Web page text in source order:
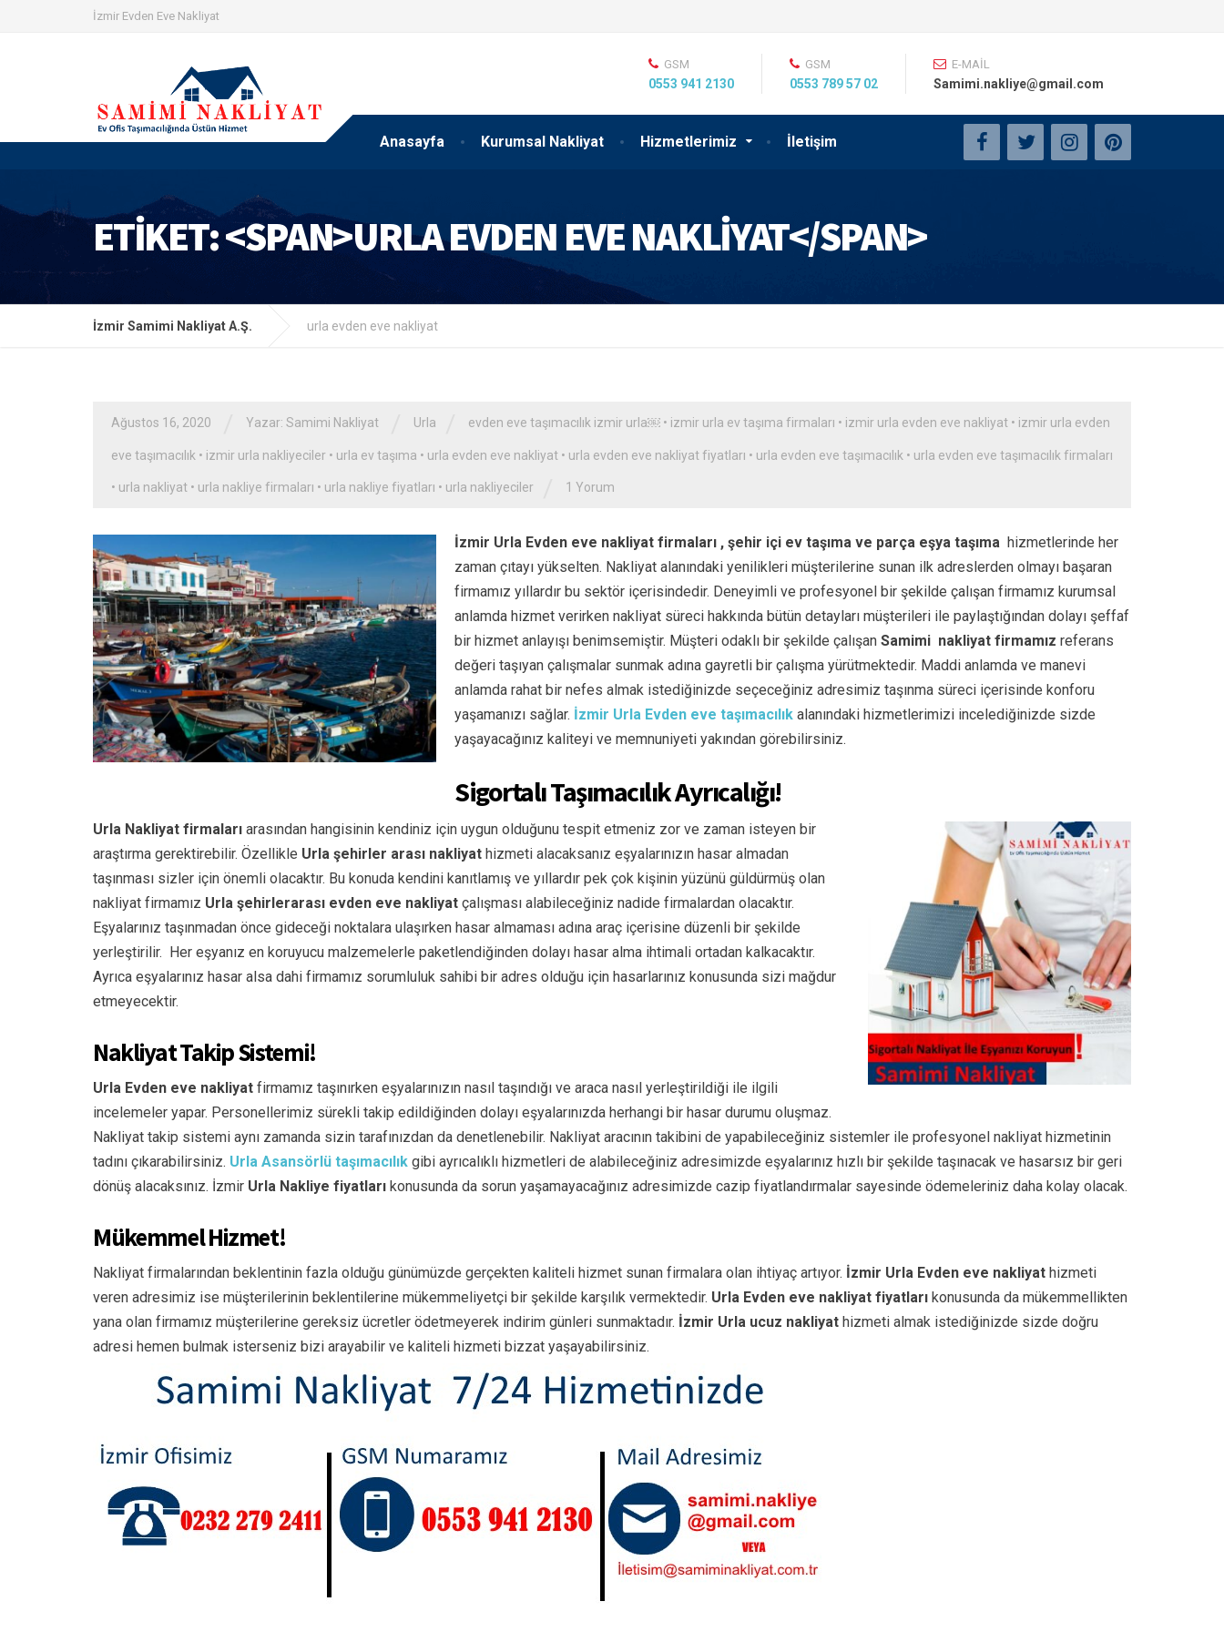
İzmir Evden Eve Nakliyat
Anasayfa Kurumsal Nakliyat Hizmetlerimiz İletişim
GSM
0553 941 2130
GSM
0553 789 57 02
E-MAİL
Samimi.nakliye@gmail.com
ETIKET: <SPAN>URLA EVDEN EVE NAKLIYAT</SPAN>
İzmir Samimi Nakliyat A.Ş. urla evden eve nakliyat
Ağustos 16, 2020 Yazar: Samimi Nakliyat Urla evden eve taşımacılık izmir urla￼ • izmir urla ev taşıma firmaları • izmir urla evden eve nakliyat • izmir urla evden
eve taşımacılık • izmir urla nakliyeciler • urla ev taşıma • urla evden eve nakliyat • urla evden eve nakliyat fiyatları • urla evden eve taşımacılık • urla evden eve taşımacılık firmaları
• urla nakliyat • urla nakliye firmaları • urla nakliye fiyatları • urla nakliyeciler 1 Yorum
İzmir Urla Evden eve nakliyat firmaları , şehir içi ev taşıma ve parça eşya taşıma hizmetlerinde her
zaman çıtayı yükselten. Nakliyat alanındaki yenilikleri müşterilerine sunan ilk adreslerden olmayı başaran
firmamız yıllardır bu sektör içerisindedir. Deneyimli ve profesyonel bir şekilde çalışan firmamız kurumsal
anlamda hizmet verirken nakliyat süreci hakkında bütün detayları müşterileri ile paylaştığından dolayı şeffaf
bir hizmet anlayışı benimsemiştir. Müşteri odaklı bir şekilde çalışan Samimi nakliyat firmamız referans
değeri taşıyan çalışmalar sunmak adına gayretli bir çalışma yürütmektedir. Maddi anlamda ve manevi
anlamda rahat bir nefes almak istediğinizde seçeceğiniz adresimiz taşınma süreci içerisinde konforu
yaşamanızı sağlar. İzmir Urla Evden eve taşımacılık alanındaki hizmetlerimizi incelediğinizde sizde
yaşayacağınız kaliteyi ve memnuniyeti yakından görebilirsiniz.
Sigortalı Taşımacılık Ayrıcalığı!
Urla Nakliyat firmaları arasından hangisinin kendiniz için uygun olduğunu tespit etmeniz zor ve zaman isteyen bir
araştırma gerektirebilir. Özellikle Urla şehirler arası nakliyat hizmeti alacaksanız eşyalarınızın hasar almadan
taşınması sizler için önemli olacaktır. Bu konuda kendini kanıtlamış ve yıllardır pek çok kişinin yüzünü güldürmüş olan
nakliyat firmamız Urla şehirlerarası evden eve nakliyat çalışması alabileceğiniz nadide firmalardan olacaktır.
Eşyalarınız taşınmadan önce gideceği noktalara ulaşırken hasar almaması adına araç içerisine düzenli bir şekilde
yerleştirilir. Her eşyanız en koruyucu malzemelerle paketlendiğinden dolayı hasar alma ihtimali ortadan kalkacaktır.
Ayrıca eşyalarınız hasar alsa dahi firmamız sorumluluk sahibi bir adres olduğu için hasarlarınız konusunda sizi mağdur
etmeyecektir.
Nakliyat Takip Sistemi!
Urla Evden eve nakliyat firmamız taşınırken eşyalarınızın nasıl taşındığı ve araca nasıl yerleştirildiği ile ilgili
incelemeler yapar. Personellerimiz sürekli takip edildiğinden dolayı eşyalarınızda herhangi bir hasar durumu oluşmaz.
Nakliyat takip sistemi aynı zamanda sizin tarafınızdan da denetlenebilir. Nakliyat aracının takibini de yapabileceğiniz sistemler ile profesyonel nakliyat hizmetinin
tadını çıkarabilirsiniz. Urla Asansörlü taşımacılık gibi ayrıcalıklı hizmetleri de alabileceğiniz adresimizde eşyalarınız hızlı bir şekilde taşınacak ve hasarsız bir geri
dönüş alacaksınız. İzmir Urla Nakliye fiyatları konusunda da sorun yaşamayacağınız adresimizde cazip fiyatlandırmalar sayesinde ödemeleriniz daha kolay olacak.
Mükemmel Hizmet!
Nakliyat firmalarından beklentinin fazla olduğu günümüzde gerçekten kaliteli hizmet sunan firmalara olan ihtiyaç artıyor. İzmir Urla Evden eve nakliyat hizmeti
veren adresimiz ise müşterilerinin beklentilerine mükemmeliyetçi bir şekilde karşılık vermektedir. Urla Evden eve nakliyat fiyatları konusunda da mükemmellikten
yana olan firmamız müşterilerine gereksiz ücretler ödetmeyerek indirim günleri sunmaktadır. İzmir Urla ucuz nakliyat hizmeti almak istediğinizde sizde doğru
adresi hemen bulmak isterseniz bizi arayabilir ve kaliteli hizmeti bizzat yaşayabilirsiniz.